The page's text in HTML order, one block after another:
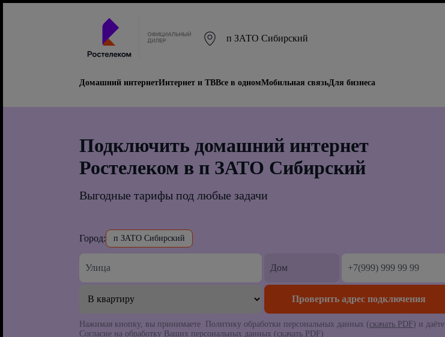
п ЗАТО Сибирский
Домашний интернетИнтернет и ТВВсе в одномМобильная связьДля бизнеса
Подключить домашний интернет
Ростелеком в п ЗАТО Сибирский
Выгодные тарифы под любые задачи
Город: п ЗАТО Сибирский
Нажимая кнопку, вы принимаете Политику обработки персональных данных (скачать PDF) и даёте
Согласие на обработку Ваших персональных данных (скачать PDF)